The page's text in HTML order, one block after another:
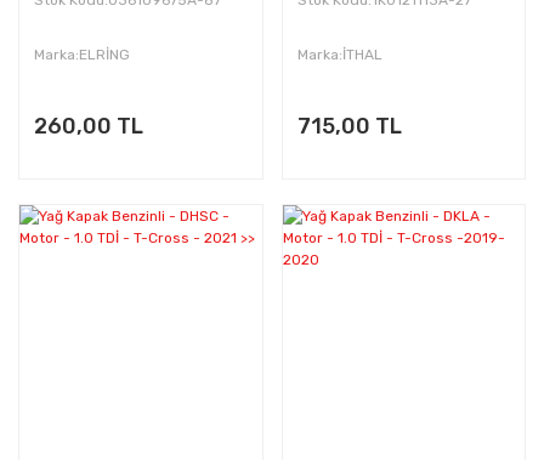
Marka:ELRİNG
260,00 TL
Marka:İTHAL
715,00 TL